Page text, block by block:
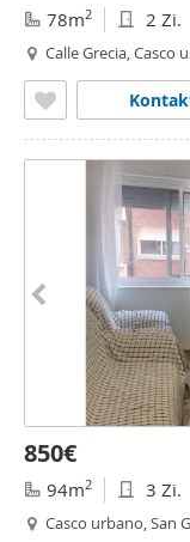
78m2 2 Zi.
Calle Grecia, Casco
850€
94m2 3 Zi.
Casco urbano, San